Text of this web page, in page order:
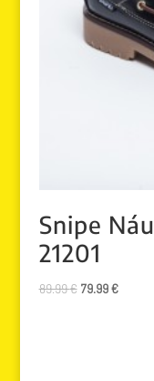
Snipe
21201
89.99€ El
79.99€El